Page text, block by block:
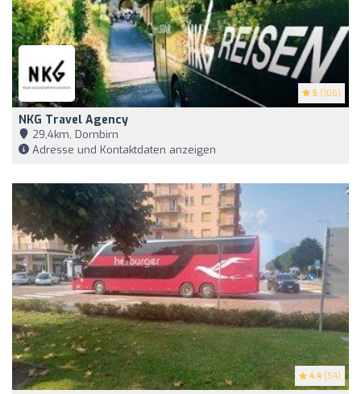
5 (106)
NKG Travel Agency
29,4km, Dornbirn
Adresse und Kontaktdaten anzeigen
4.4 (54)